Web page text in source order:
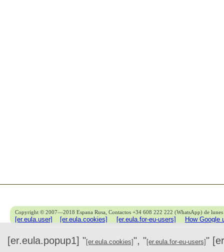
Copyright © 2007—2018 Espana Rusa, Contactos +34 608 222 222 (WhatsApp) de
[er.eula.user] [er.eula.cookies] [er.eula.for-eu-users] How Google
[er.eula.popup1] "[er.eula.cookies] ", "[er.eula.for-eu-users] "